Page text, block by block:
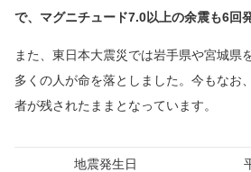
で、マグニチュード7.0以上の余震も6回
また、東日本大震災では岩手県や宮城県
多くの人が命を落としました。今もなお
者が残されたままとなっています。
地震発生日